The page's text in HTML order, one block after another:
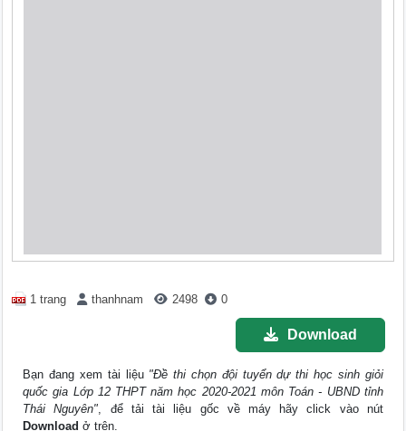
1 trang thanhnam 2498 0
Download
Bạn đang xem tài liệu "Đề thi chọn đội tuyển dự thi học sinh giỏi
quốc gia Lớp 12 THPT năm học 2020-2021 môn Toán - UBND tỉnh
Thái Nguyên", để tải tài liệu gốc về máy hãy click vào nút
Download ở trên.